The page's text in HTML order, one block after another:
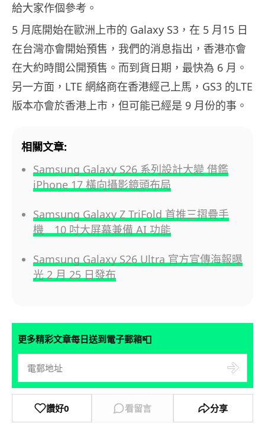
給大家作個參考。
5 月底開始在歐洲上市的 Galaxy S3，在 5 月15 日
在台灣亦會開始預售，我們的消息指出，香港亦會
在大約時間公開預售。而到貨日期，最快為 6 月。
另一方面，LTE 網絡商在香港經己上馬，GS3 的LTE
版本亦會於香港上市，但可能已經是 9 月份的事。
相關文章:
Samsung Galaxy S26 系列設計大變 借鑑
iPhone 17 橫向攝影鏡頭布局
Samsung Galaxy Z TriFold 首推三摺疊手
機 10 吋大屏幕兼備 AI 功能
Samsung Galaxy S26 Ultra 官方宣傳海報曝
光 2 月 25 日發布
更多精彩文章每日送到電子郵箱📮
讚好0 看留言 分享